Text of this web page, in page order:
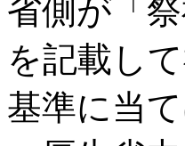
省側が「
を記載し
基準に当